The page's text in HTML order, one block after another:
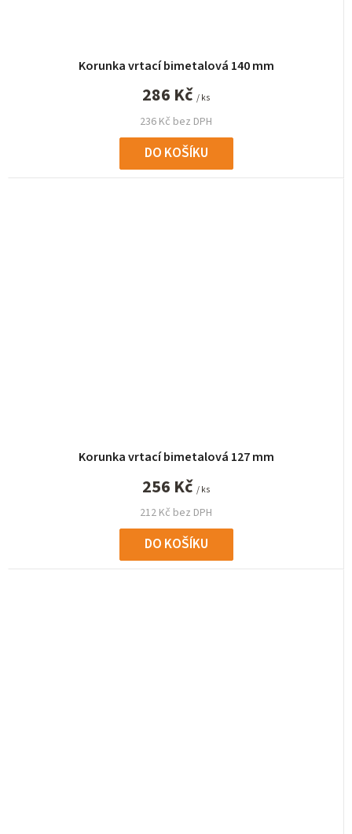
Korunka vrtací bimetalová 140 mm
236 Kč bez DPH
286 Kč / ks
DO KOŠÍKU
Korunka vrtací bimetalová 127 mm
212 Kč bez DPH
256 Kč / ks
DO KOŠÍKU